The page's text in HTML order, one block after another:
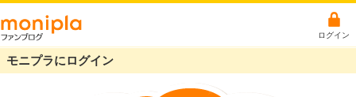
ログイン
モニプラにログイン